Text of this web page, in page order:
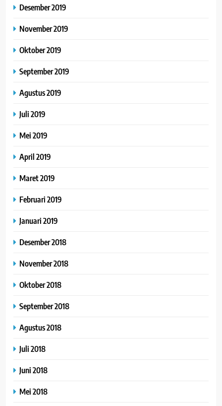
Desember 2019
November 2019
Oktober 2019
September 2019
Agustus 2019
Juli 2019
Mei 2019
April 2019
Maret 2019
Februari 2019
Januari 2019
Desember 2018
November 2018
Oktober 2018
September 2018
Agustus 2018
Juli 2018
Juni 2018
Mei 2018